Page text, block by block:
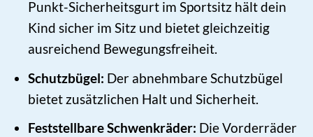
Punkt-Sicherheitsgurt im Sportsitz hält dein
Kind sicher im Sitz und bietet gleichzeitig
ausreichend Bewegungsfreiheit.
Schutzbügel: Der abnehmbare Schutzbügel
bietet zusätzlichen Halt und Sicherheit.
Feststellbare Schwenkräder: Die Vorderräder